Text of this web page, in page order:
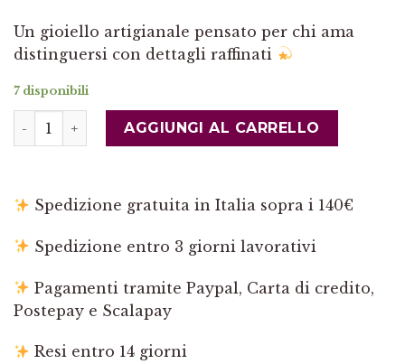
Un gioiello artigianale pensato per chi ama
distinguersi con dettagli raffinati
7 disponibili
Collana Charleston Chanel Pasta di Corallo Rosa
AGGIUNGI AL CARRELLO
Spedizione gratuita in Italia sopra i 140€
Spedizione entro 3 giorni lavorativi
Pagamenti tramite Paypal, Carta di credito,
Postepay e Scalapay
Resi entro 14 giorni